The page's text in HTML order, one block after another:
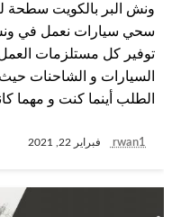
ونش البر بالكويت سطحة
سحي سيارات نعمل في
توفير كل مستلزمات
السيارات و الشاحنات
الطلب أينما كنت و مهما
rwan1 فبراير 22, 2021